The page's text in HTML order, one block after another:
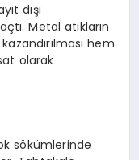
dışı
Metal atıkların
hem
olarak
sökümlerinde